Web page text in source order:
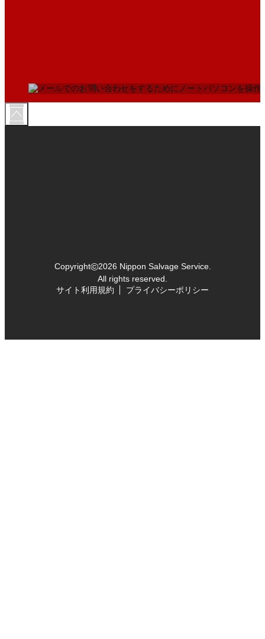
Copyright©2026 Nippon Salvage Service.
All rights reserved.
サイト利用規約
プライバシーポリシー